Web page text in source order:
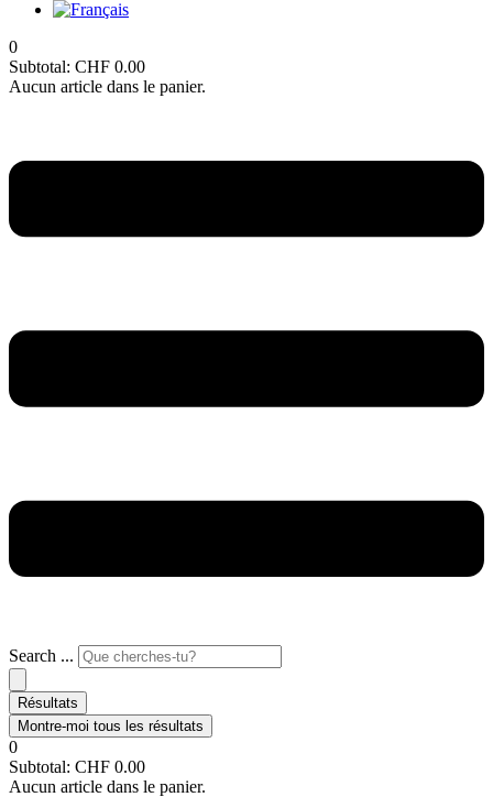
0
Subtotal: CHF 0.00
Aucun article dans le panier.
Search ...
Résultats
Montre-moi tous les résultats
0
Subtotal: CHF 0.00
Aucun article dans le panier.